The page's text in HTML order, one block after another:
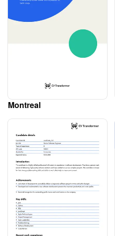
Montreal